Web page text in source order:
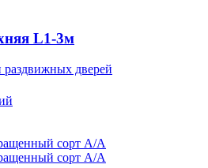
L1-3м
раздвижных дверей